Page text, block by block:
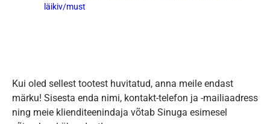
läikiv/must
Kui oled sellest tootest huvitatud, anna meile endast
märku! Sisesta enda nimi, kontakt-telefon ja -mailiaadress
ning meie klienditeenindaja võtab Sinuga esimesel